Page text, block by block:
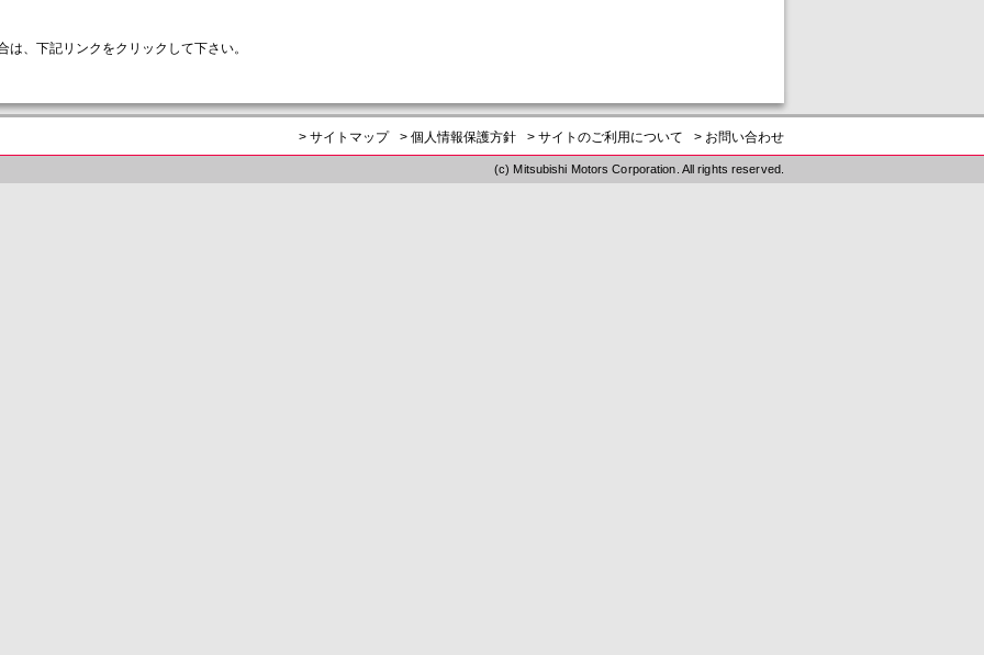
、下記リンクをクリックして下さい。
> サイトマップ > 個人情報保護方針 > サイトのご利用について > お問い合わせ
(c) Mitsubishi Motors Corporation. All rights reserved.